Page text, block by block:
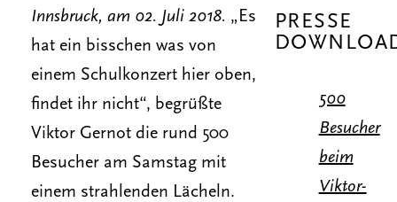
Innsbruck, am 02. Juli 2018. „Es
hat ein bisschen was von
einem Schulkonzert hier oben,
findet ihr nicht“, begrüßte
Viktor Gernot die rund 500
Besucher am Samstag mit
einem strahlenden Lächeln.
PRESSE
500
Besucher
beim
Viktor-